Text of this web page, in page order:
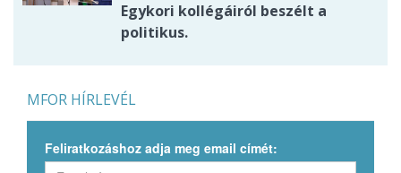
Egykori kollégáiról beszélt a
politikus.
MFOR HÍRLEVÉL
Feliratkozáshoz adja meg email címét: